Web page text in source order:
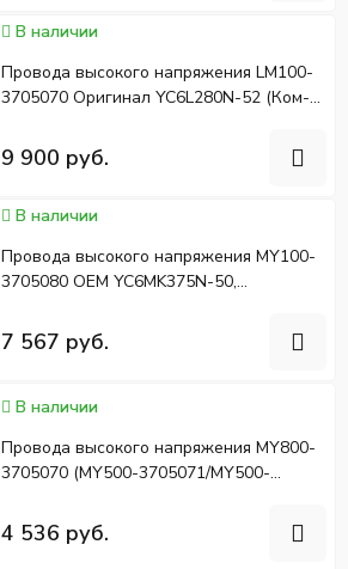
В наличии
Провода высокого напряжения LM100-
3705070 Оригинал YC6L280N-52 (Ком-т
9 900 руб.
В наличии
Провода высокого напряжения MY100-
3705080 OEM YC6MK375N-50,
7 567 руб.
В наличии
Провода высокого напряжения MY800-
3705070 (MY500-3705071/MY500-
YC6MK320N-50
4 536 руб.